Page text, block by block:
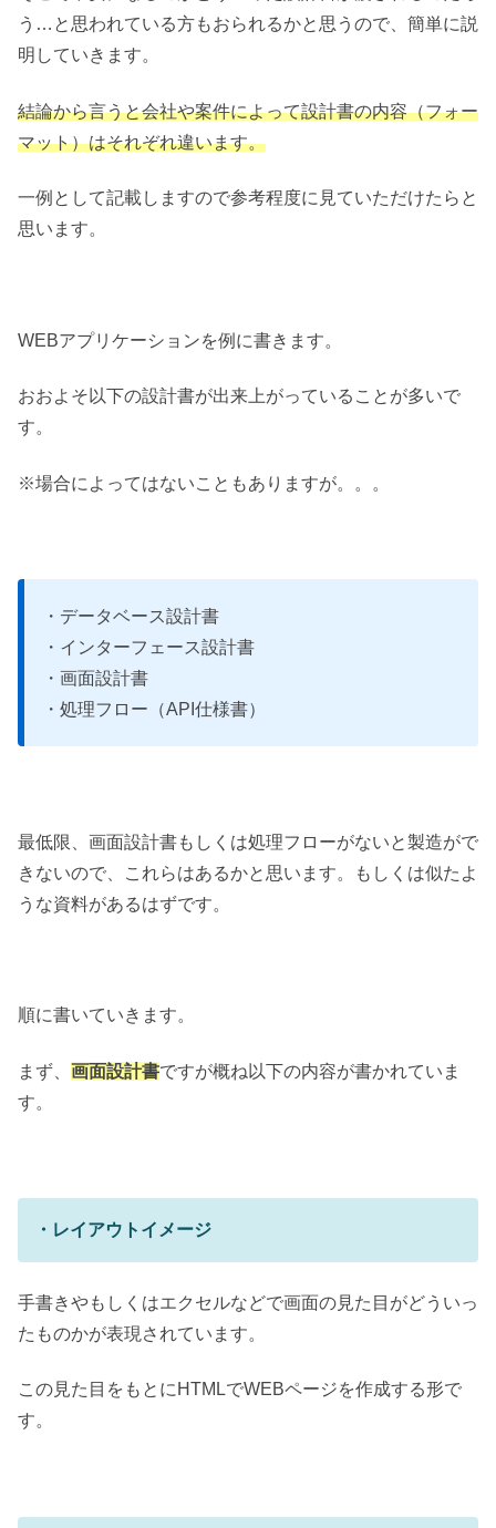
う…と思われている方もおられるかと思うので、簡単に説
明していきます。
結論から言うと会社や案件によって設計書の内容（フォー
マット）はそれぞれ違います。
一例として記載しますので参考程度に見ていただけたらと
思います。
WEBアプリケーションを例に書きます。
おおよそ以下の設計書が出来上がっていることが多いで
す。
※場合によってはないこともありますが。。。
・データベース設計書
・インターフェース設計書
・画面設計書
・処理フロー（API仕様書）
最低限、画面設計書もしくは処理フローがないと製造がで
きないので、これらはあるかと思います。もしくは似たよ
うな資料があるはずです。
順に書いていきます。
まず、 画面設計書ですが概ね以下の内容が書かれていま
す。
・レイアウトイメージ
手書きやもしくはエクセルなどで画面の見た目がどういっ
たものかが表現されています。
この見た目をもとにHTMLでWEBページを作成する形で
す。